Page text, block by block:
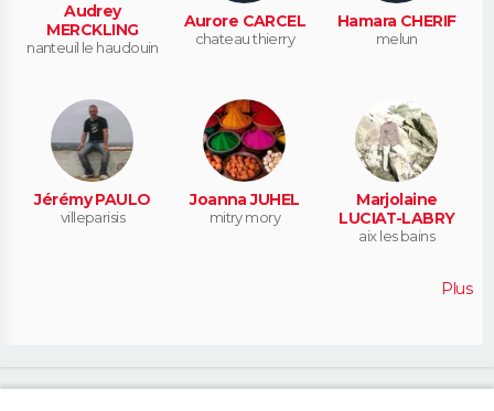
Audrey
MERCKLING
nanteuil le haudouin
Aurore CARCEL
chateau thierry
Hamara CHERIF
melun
Jérémy PAULO
villeparisis
Joanna JUHEL
mitry mory
Marjolaine
LUCIAT-LABRY
aix les bains
Plus